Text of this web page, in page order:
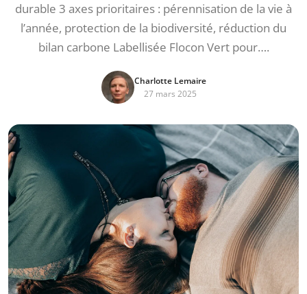
durable 3 axes prioritaires : pérennisation de la vie à
l’année, protection de la biodiversité, réduction du
bilan carbone Labellisée Flocon Vert pour….
Charlotte Lemaire
27 mars 2025